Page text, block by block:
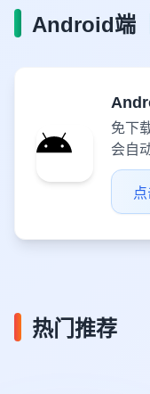
Android端
免下
会自
热门推荐
风起洛阳